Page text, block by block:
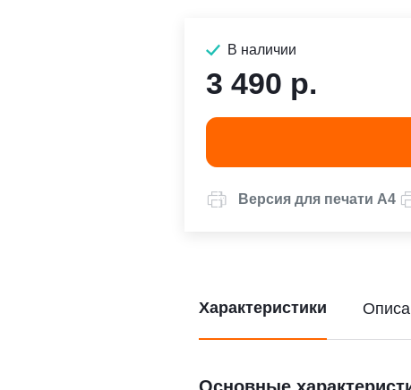
В наличии
3 490 р.
Версия для печати А4
Характеристики